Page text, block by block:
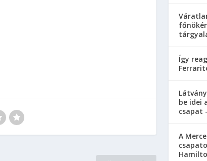
Így
be idei
csapat
A